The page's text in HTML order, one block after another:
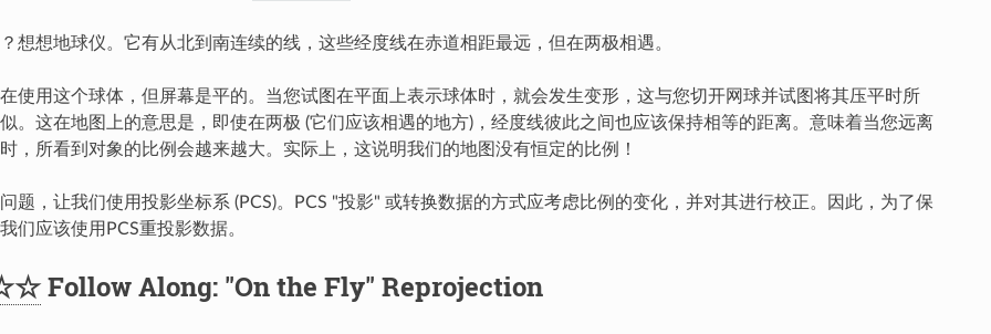
想想地球仪。它有从北到南连续的线，这些经度线在赤道相距最远，但在两极相遇。
使用这个球体，但屏幕是平的。当您试图在平面上表示球体时，就会发生变形，这与您切开网球并试图将其压平时所
。这在地图上的意思是，即使在两极 (它们应该相遇的地方)，经度线彼此之间也应该保持相等的距离。意味着当您远离
，所看到对象的比例会越来越大。实际上，这说明我们的地图没有恒定的比例！
题，让我们使用投影坐标系 (PCS)。PCS "投影" 或转换数据的方式应考虑比例的变化，并对其进行校正。因此，为了保
们应该使用PCS重投影数据。
Follow Along: "On the Fly" Reprojection